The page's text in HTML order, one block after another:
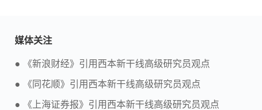
媒体关注
● 《新浪财经》引用西本新干线高级研究员观点
● 《同花顺》引用西本新干线高级研究员观点
● 《上海证券报》引用西本新干线高级研究员观点